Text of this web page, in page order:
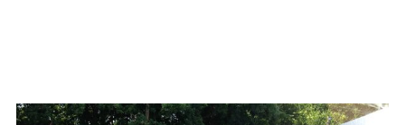
Voir